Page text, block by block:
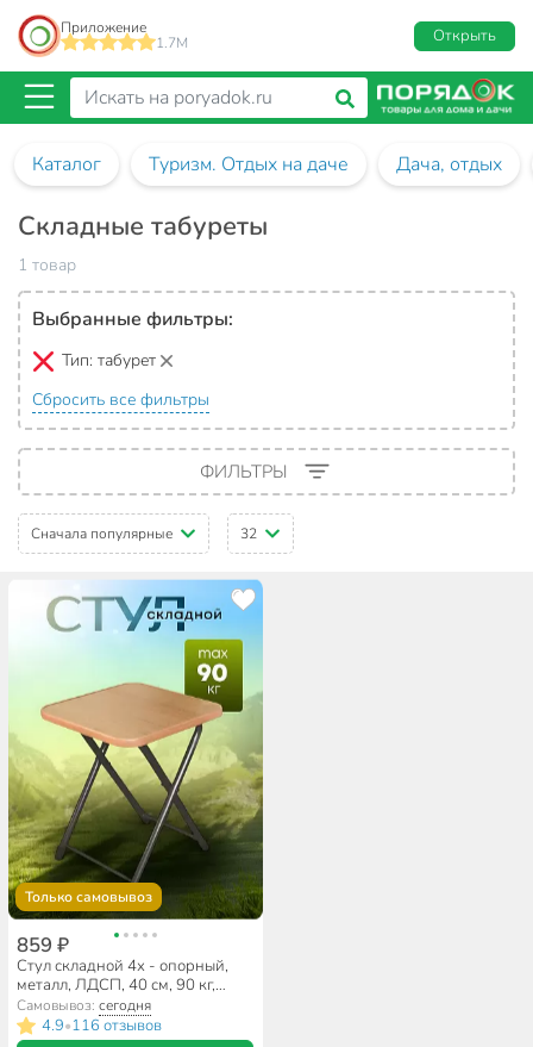
Приложение
1.7M
Открыть
Каталог Туризм. Отдых на даче Дача, отдых
Складные табуреты
1 товар
Выбранные фильтры:
Тип: табурет
Сбросить все фильтры
ФИЛЬТРЫ
Сначала популярные 32
Только самовывоз
859 ₽
Стул складной 4х - опорный,
металл, ЛДСП, 40 см, 90 кг,
30.5х30.5 см, в ассортименте,
Nika, ТС
Самовывоз:сегодня
4.9•116 отзывов